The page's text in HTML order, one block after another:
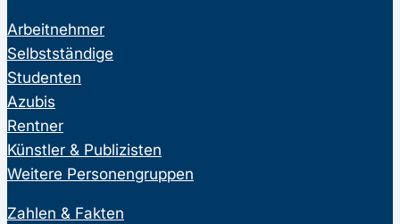
Arbeitnehmer
Selbstständige
Studenten
Azubis
Rentner
Künstler & Publizisten
Weitere Personengruppen
Zahlen & Fakten